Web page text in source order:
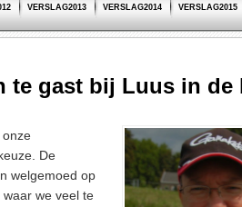
VERSLAG2013 VERSLAG2014 VERSLAG2015
te gast bij Luus in de
onze
De
welgemoed op
we veel te